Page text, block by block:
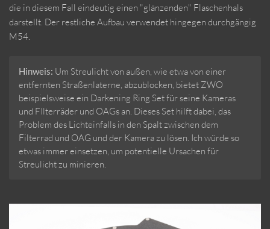
die in diesem Fall eindeutig einen "glänzenden" Flaschenhals
darstellt. Der restliche Aufbau verwendet hingegen durchgängig
M54.
Hinweis: Um Streulicht von außen, wie etwa von einer
entfernten Straßenlaterne, abzublocken, bietet ZWO
beispielsweise ein Darkening Ring Set für seine Kameras
und FIlterräder und OAGs an. Dieses Set hilft dabei, das
Problem des Lichteinfalls in den Spalt zwischen dem
Filterrad und OAG und der Kamera zu lösen. Ich würde so
etwas immer einsetzen, um potentielle Ursachen für
Streulicht zu minieren.